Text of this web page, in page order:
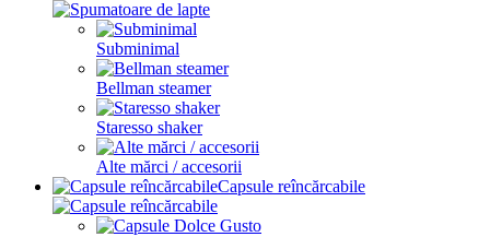
Subminimal
Bellman steamer
Staresso shaker
Alte mărci / accesorii
Capsule reîncărcabile